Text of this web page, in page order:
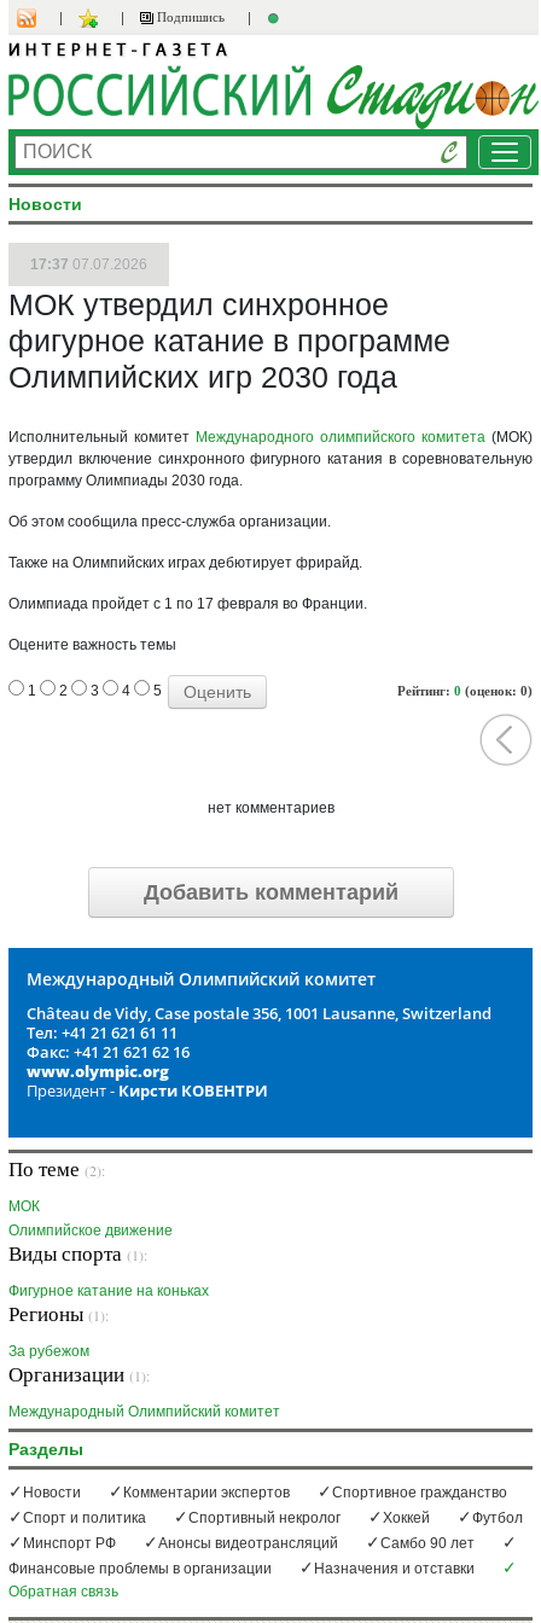
Подпишись
Новости
17:37 07.07.2026
МОК утвердил синхронное
фигурное катание в программе
Олимпийских игр 2030 года
Исполнительный комитет Международного олимпийского комитета (МОК)
утвердил включение синхронного фигурного катания в соревновательную
программу Олимпиады 2030 года.
Об этом сообщила пресс-служба организации.
Также на Олимпийских играх дебютирует фрирайд.
Олимпиада пройдет с 1 по 17 февраля во Франции.
Оцените важность темы
Рейтинг: 0 (оценок: 0)
1 2 3 4 5
нет комментариев
Добавить комментарий
Международный Олимпийский комитет
Château de Vidy, Case postale 356, 1001 Lausanne, Switzerland
Тел: +41 21 621 61 11
Факс: +41 21 621 62 16
www.olympic.org
Президент - Кирсти КОВЕНТРИ
По теме (2):
МОК
Олимпийское движение
Виды спорта (1):
Фигурное катание на коньках
Регионы (1):
За рубежом
Организации (1):
Международный Олимпийский комитет
Разделы
Новости Комментарии экспертов
Спортивное гражданство
Спорт и политика
Спортивный некролог Хоккей
Футбол
Минспорт РФ
Анонсы видеотрансляций
Самбо 90 лет
Финансовые проблемы в организации
Назначения и отставки
Обратная связь